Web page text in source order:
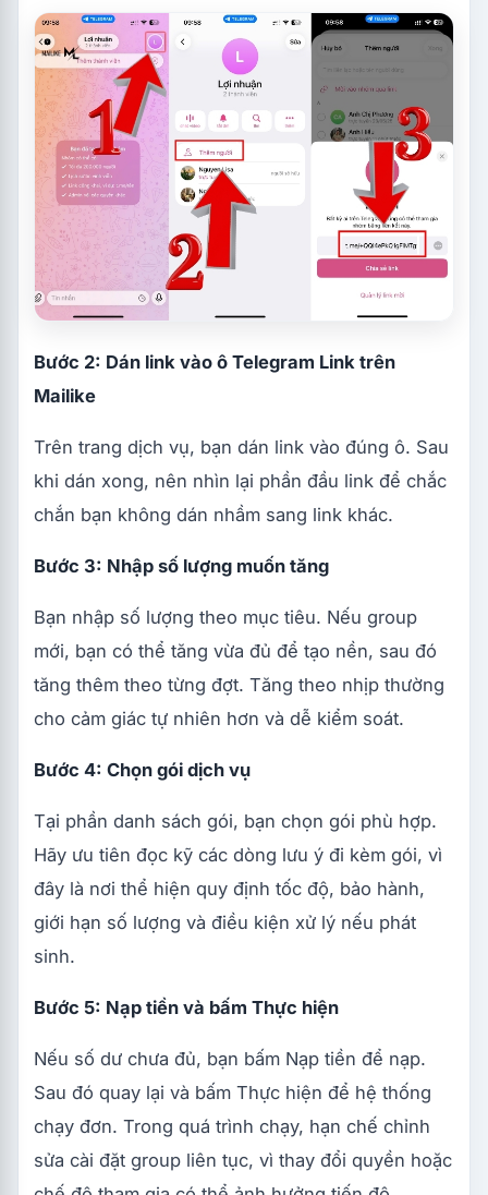
Bước 2: Dán link vào ô Telegram Link trên
Mailike
Trên trang dịch vụ, bạn dán link vào đúng ô. Sau
khi dán xong, nên nhìn lại phần đầu link để chắc
chắn bạn không dán nhầm sang link khác.
Bước 3: Nhập số lượng muốn tăng
Bạn nhập số lượng theo mục tiêu. Nếu group
mới, bạn có thể tăng vừa đủ để tạo nền, sau đó
tăng thêm theo từng đợt. Tăng theo nhịp thường
cho cảm giác tự nhiên hơn và dễ kiểm soát.
Bước 4: Chọn gói dịch vụ
Tại phần danh sách gói, bạn chọn gói phù hợp.
Hãy ưu tiên đọc kỹ các dòng lưu ý đi kèm gói, vì
đây là nơi thể hiện quy định tốc độ, bảo hành,
giới hạn số lượng và điều kiện xử lý nếu phát
sinh.
Bước 5: Nạp tiền và bấm Thực hiện
Nếu số dư chưa đủ, bạn bấm Nạp tiền để nạp.
Sau đó quay lại và bấm Thực hiện để hệ thống
chạy đơn. Trong quá trình chạy, hạn chế chỉnh
sửa cài đặt group liên tục, vì thay đổi quyền hoặc